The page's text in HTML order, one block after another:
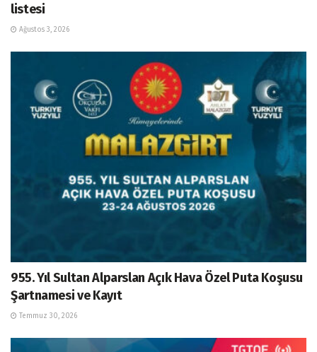
listesi
Ağustos 3, 2026
955. Yıl Sultan Alparslan Açık Hava Özel Puta Koşusu
Şartnamesi ve Kayıt
Temmuz 30, 2026